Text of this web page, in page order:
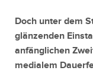
Doch unter dem
glänzenden
anfänglichen
medialem